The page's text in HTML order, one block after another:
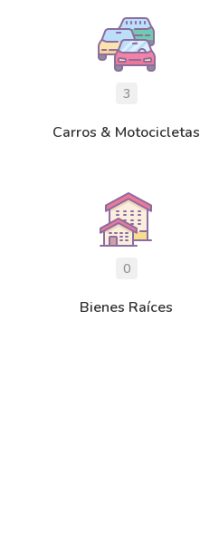
3
Carros & Motocicletas
0
Bienes Raíces